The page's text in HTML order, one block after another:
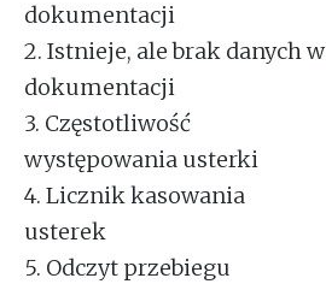
dokumentacji
2. Istnieje, ale brak danych w
dokumentacji
3. Częstotliwość
występowania usterki
4. Licznik kasowania
usterek
5. Odczyt przebiegu